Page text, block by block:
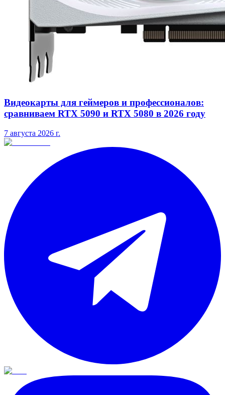
Видеокарты для геймеров и профессионалов:
сравниваем RTX 5090 и RTX 5080 в 2026 году
7 августа 2026 г.